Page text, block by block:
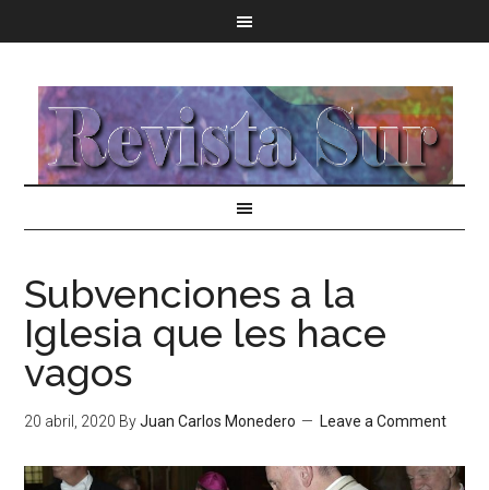
Subvenciones a la
Iglesia que les hace
vagos
20 abril, 2020 ByJuan Carlos Monedero Leave a Comment